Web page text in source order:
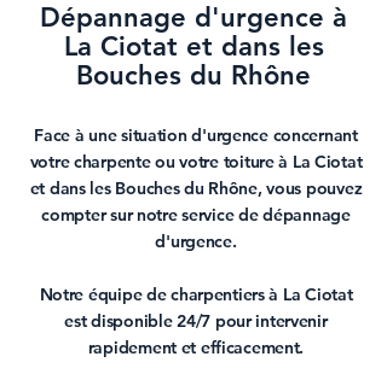
Dépannage d'urgence à
La Ciotat et dans les
Bouches du Rhône
Face à une situation d'urgenceconcernant
votrecharpenteou votre toiture à La Ciotat
et dans les Bouches du Rhône, vous pouvez
compter sur notre service dedépannage
d'urgence.
Notre équipe decharpentiers à La Ciotat
est disponible 24/7 pour intervenir
rapidement et efficacement.